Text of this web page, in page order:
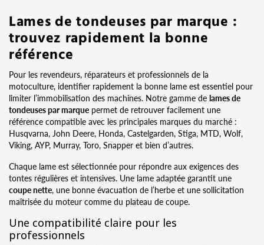
Lames de tondeuses par marque :
trouvez rapidement la bonne
référence
Pour les revendeurs, réparateurs et professionnels de la
motoculture, identifier rapidement la bonne lame est essentiel pour
limiter l’immobilisation des machines. Notre gamme de lames de
tondeuses par marque permet de retrouver facilement une
référence compatible avec les principales marques du marché :
Husqvarna, John Deere, Honda, Castelgarden, Stiga, MTD, Wolf,
Viking, AYP, Murray, Toro, Snapper et bien d’autres.
Chaque lame est sélectionnée pour répondre aux exigences des
tontes régulières et intensives. Une lame adaptée garantit une
coupe nette, une bonne évacuation de l’herbe et une sollicitation
maîtrisée du moteur comme du plateau de coupe.
Une compatibilité claire pour les
professionnels